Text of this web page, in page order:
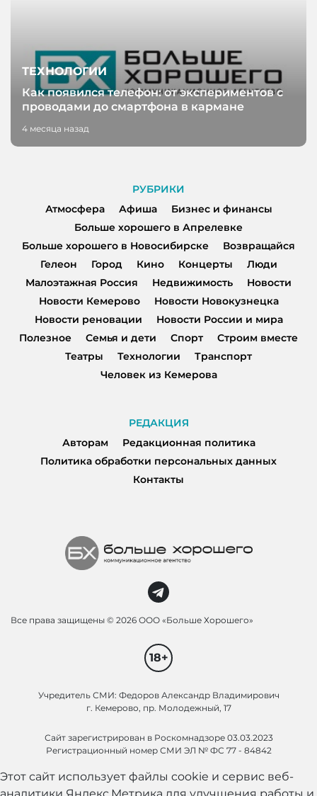
ТЕХНОЛОГИИ
Как появился телефон: от экспериментов с
проводами до смартфона в кармане
4 месяца назад
РУБРИКИ
Атмосфера
Афиша
Бизнес и финансы
Больше хорошего в Апрелевке
Больше хорошего в Новосибирске
Возвращайся
Гелеон
Город Кино Концерты
Люди
Малоэтажная Россия
Недвижимость
Новости
Новости Кемерово
Новости Новокузнецка
Новости реновации
Новости России и мира
Полезное
Семья и дети Спорт
Строим вместе
Театры
Технологии
Транспорт
Человек из Кемерова
РЕДАКЦИЯ
Авторам
Редакционная политика
Политика обработки персональных данных
Контакты
Все права защищены © 2026 ООО «Больше Хорошего»
18+
Учредитель СМИ: Федоров Александр Владимирович
г. Кемерово, пр. Молодежный, 17
Сайт зарегистрирован в Роскомнадзоре 03.03.2023
Регистрационный номер СМИ ЭЛ № ФС 77 - 84842
Этот сайт использует файлы cookie и сервис веб-